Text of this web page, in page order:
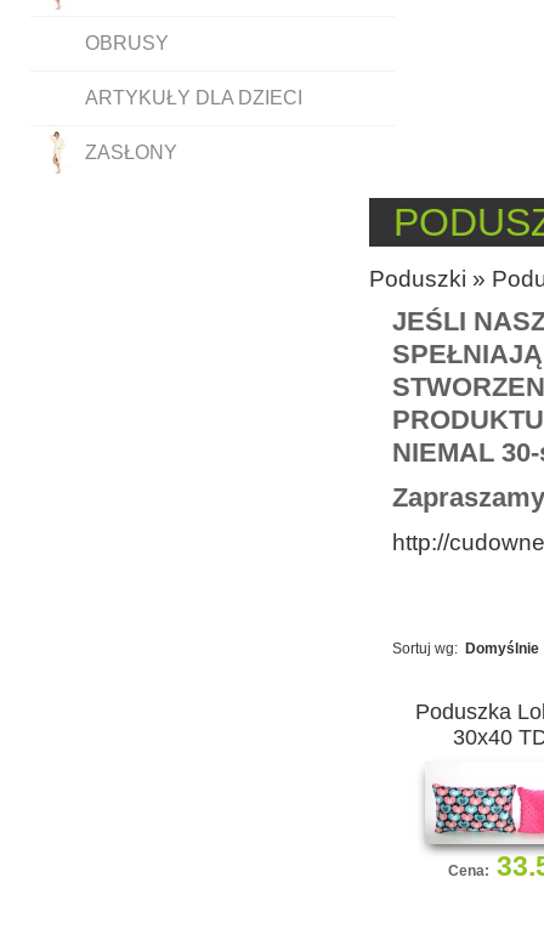
OBRUSY
ARTYKUŁY DLA DZIECI
ZASŁONY
Poduszki »
JEŚLI
NIEMAL
http://
Sortuj wg: Domyślnie
Poduszka
30x40
Cena: